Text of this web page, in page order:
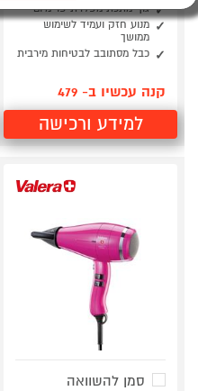
גוף מתכת מפלדת פרימיום
מנוע חזק ועמיד לשימוש
ממושך
כבל מסתובב לבטיחות מירבית
קנה עכשיו ב- 479
למידע ורכישה
סמן להשוואה